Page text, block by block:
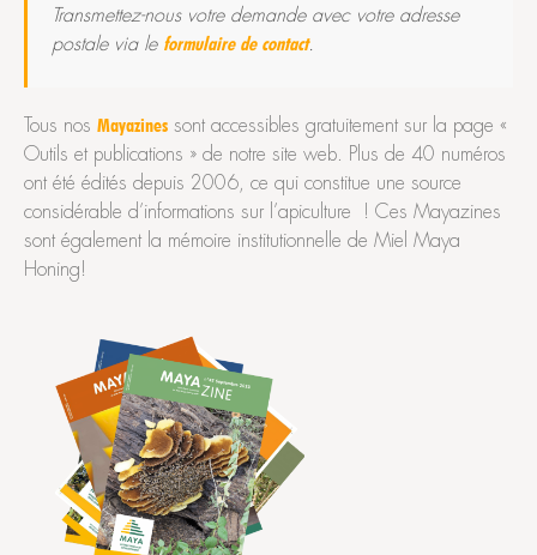
Transmettez-nous votre demande avec votre adresse
postale via le formulaire de contact.
Tous nos Mayazines sont accessibles gratuitement sur la page «
Outils et publications » de notre site web. Plus de 40 numéros
ont été édités depuis 2006, ce qui constitue une source
considérable d’informations sur l’apiculture ! Ces Mayazines
sont également la mémoire institutionnelle de Miel Maya
Honing!